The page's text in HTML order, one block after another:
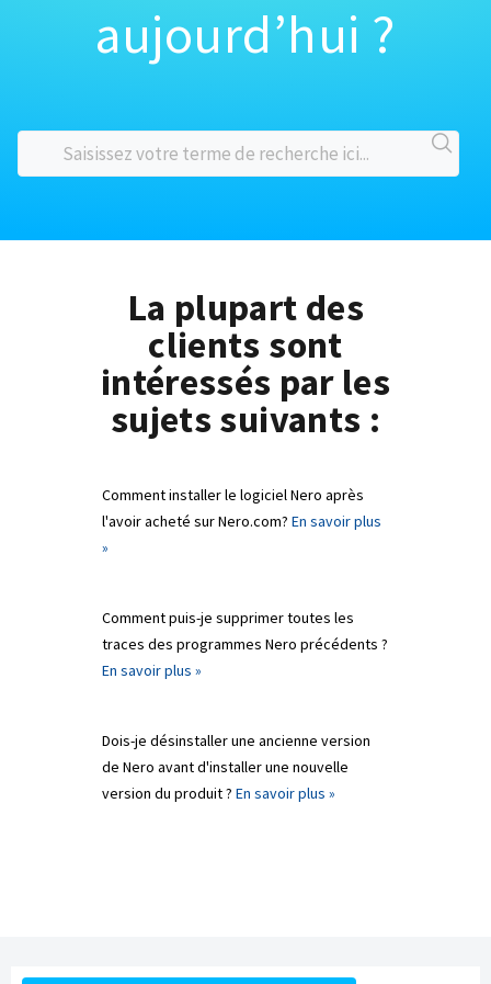
aujourd’hui ?
La plupart des
clients sont
intéressés par les
sujets suivants :
Comment installer le logiciel Nero après
l'avoir acheté sur Nero.com? En savoir plus
»
Comment puis-je supprimer toutes les
traces des programmes Nero précédents ?
En savoir plus »
Dois-je désinstaller une ancienne version
de Nero avant d'installer une nouvelle
version du produit ? En savoir plus »